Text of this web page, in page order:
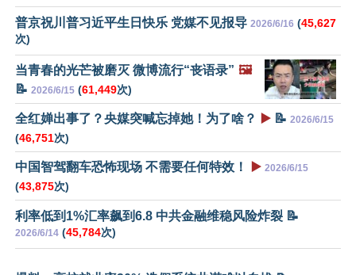
普京祝川普习近平生日快乐 党媒不见报导 2026/6/16 (45,627
次)
当青春的光芒被磨灭 微博流行“丧语录” 🖼️
📝 2026/6/15 (61,449次)
全红婵出事了？央媒突喊忘掉她！为了啥？ ▶️ 📝 2026/6/15
(46,751次)
中国智驾翻车恐怖现场 不需要任何特效！ ▶️ 2026/6/15
(43,875次)
利率低到1%汇率飙到6.8 中共金融维稳风险炸裂 📝
2026/6/14 (45,784次)